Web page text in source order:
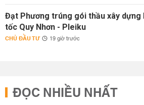
Đạt Phương trúng gói thầu xây dựng
tốc Quy Nhơn - Pleiku
CHỦ ĐẦU TƯ 19 giờ trước
ĐỌC NHIỀU NHẤT